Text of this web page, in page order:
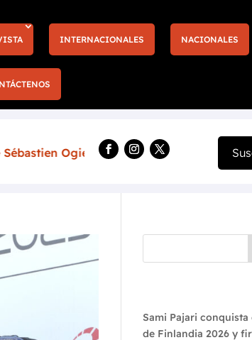
INTERNACIONALES NACIONALES
Más entradas y nuevas experiencias
Sami Pajari conquista
de Finlandia 2026 y